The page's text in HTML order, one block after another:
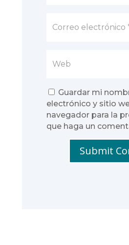
Guardar mi
electrónico y sitio
navegador para la
que haga un
Submit